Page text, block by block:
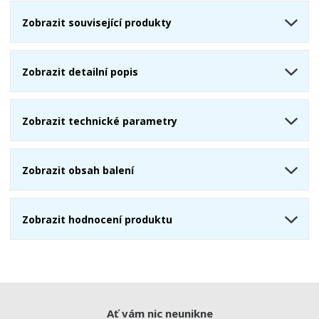
Zobrazit související produkty
Zobrazit detailní popis
Zobrazit technické parametry
Zobrazit obsah balení
Zobrazit hodnocení produktu
Ať vám nic neunikne